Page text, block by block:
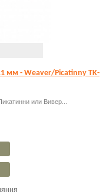
мм - Weaver/Picatinny TK-
или Вивер...